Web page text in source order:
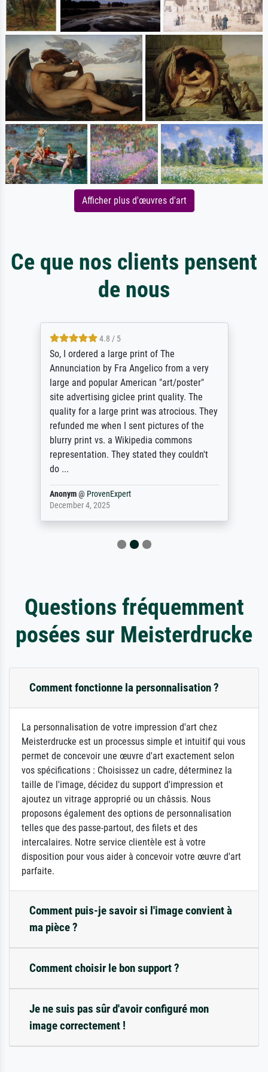
Afficher plus d'œuvres d'art
Ce que nos clients pensent
de nous
4.8 / 5
So, I ordered a large print of The
Annunciation by Fra Angelico from a very
large and popular American "art/poster"
site advertising giclee print quality. The
quality for a large print was atrocious. They
refunded me when I sent pictures of the
blurry print vs. a Wikipedia commons
representation. They stated they couldn't
do ...
Anonym@ ProvenExpert
December 4, 2025
Questions fréquemment
posées sur Meisterdrucke
Comment fonctionne la personnalisation ?
La personnalisation de votre impression d'art chez
Meisterdrucke est un processus simple et intuitif qui vous
permet de concevoir une œuvre d'art exactement selon
vos spécifications : Choisissez un cadre, déterminez la
taille de l'image, décidez du support d'impression et
ajoutez un vitrage approprié ou un châssis. Nous
proposons également des options de personnalisation
telles que des passe-partout, des filets et des
intercalaires. Notre service clientèle est à votre
disposition pour vous aider à concevoir votre œuvre d'art
parfaite.
Comment puis-je savoir si l'image convient à
ma pièce ?
Comment choisir le bon support ?
Je ne suis pas sûr d'avoir configuré mon
image correctement !